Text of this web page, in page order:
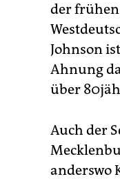
der frühen
Johnson
Ahnung
über
Auch der
anderswo